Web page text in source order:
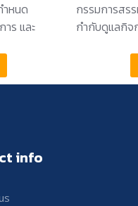
ำหนด
ร และ
กรรมการสร
กำกับดูแลกิจ
info